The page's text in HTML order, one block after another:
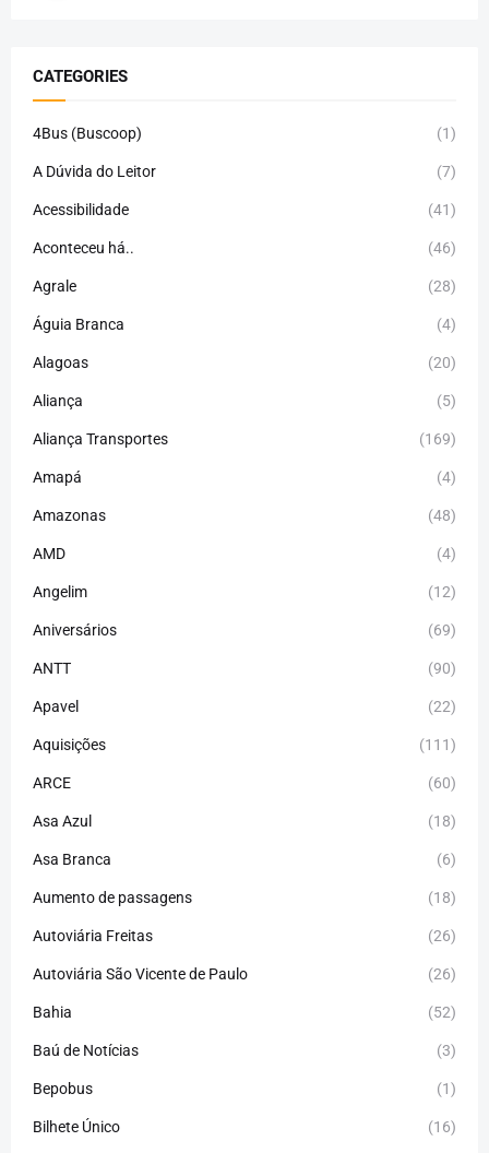
CATEGORIES
4Bus (Buscoop) (1)
A Dúvida do Leitor (7)
Acessibilidade (41)
Aconteceu há.. (46)
Agrale (28)
Águia Branca (4)
Alagoas (20)
Aliança (5)
Aliança Transportes (169)
Amapá (4)
Amazonas (48)
AMD (4)
Angelim (12)
Aniversários (69)
ANTT (90)
Apavel (22)
Aquisições (111)
ARCE (60)
Asa Azul (18)
Asa Branca (6)
Aumento de passagens (18)
Autoviária Freitas (26)
Autoviária São Vicente de Paulo (26)
Bahia (52)
Baú de Notícias (3)
Bepobus (1)
Bilhete Único (16)